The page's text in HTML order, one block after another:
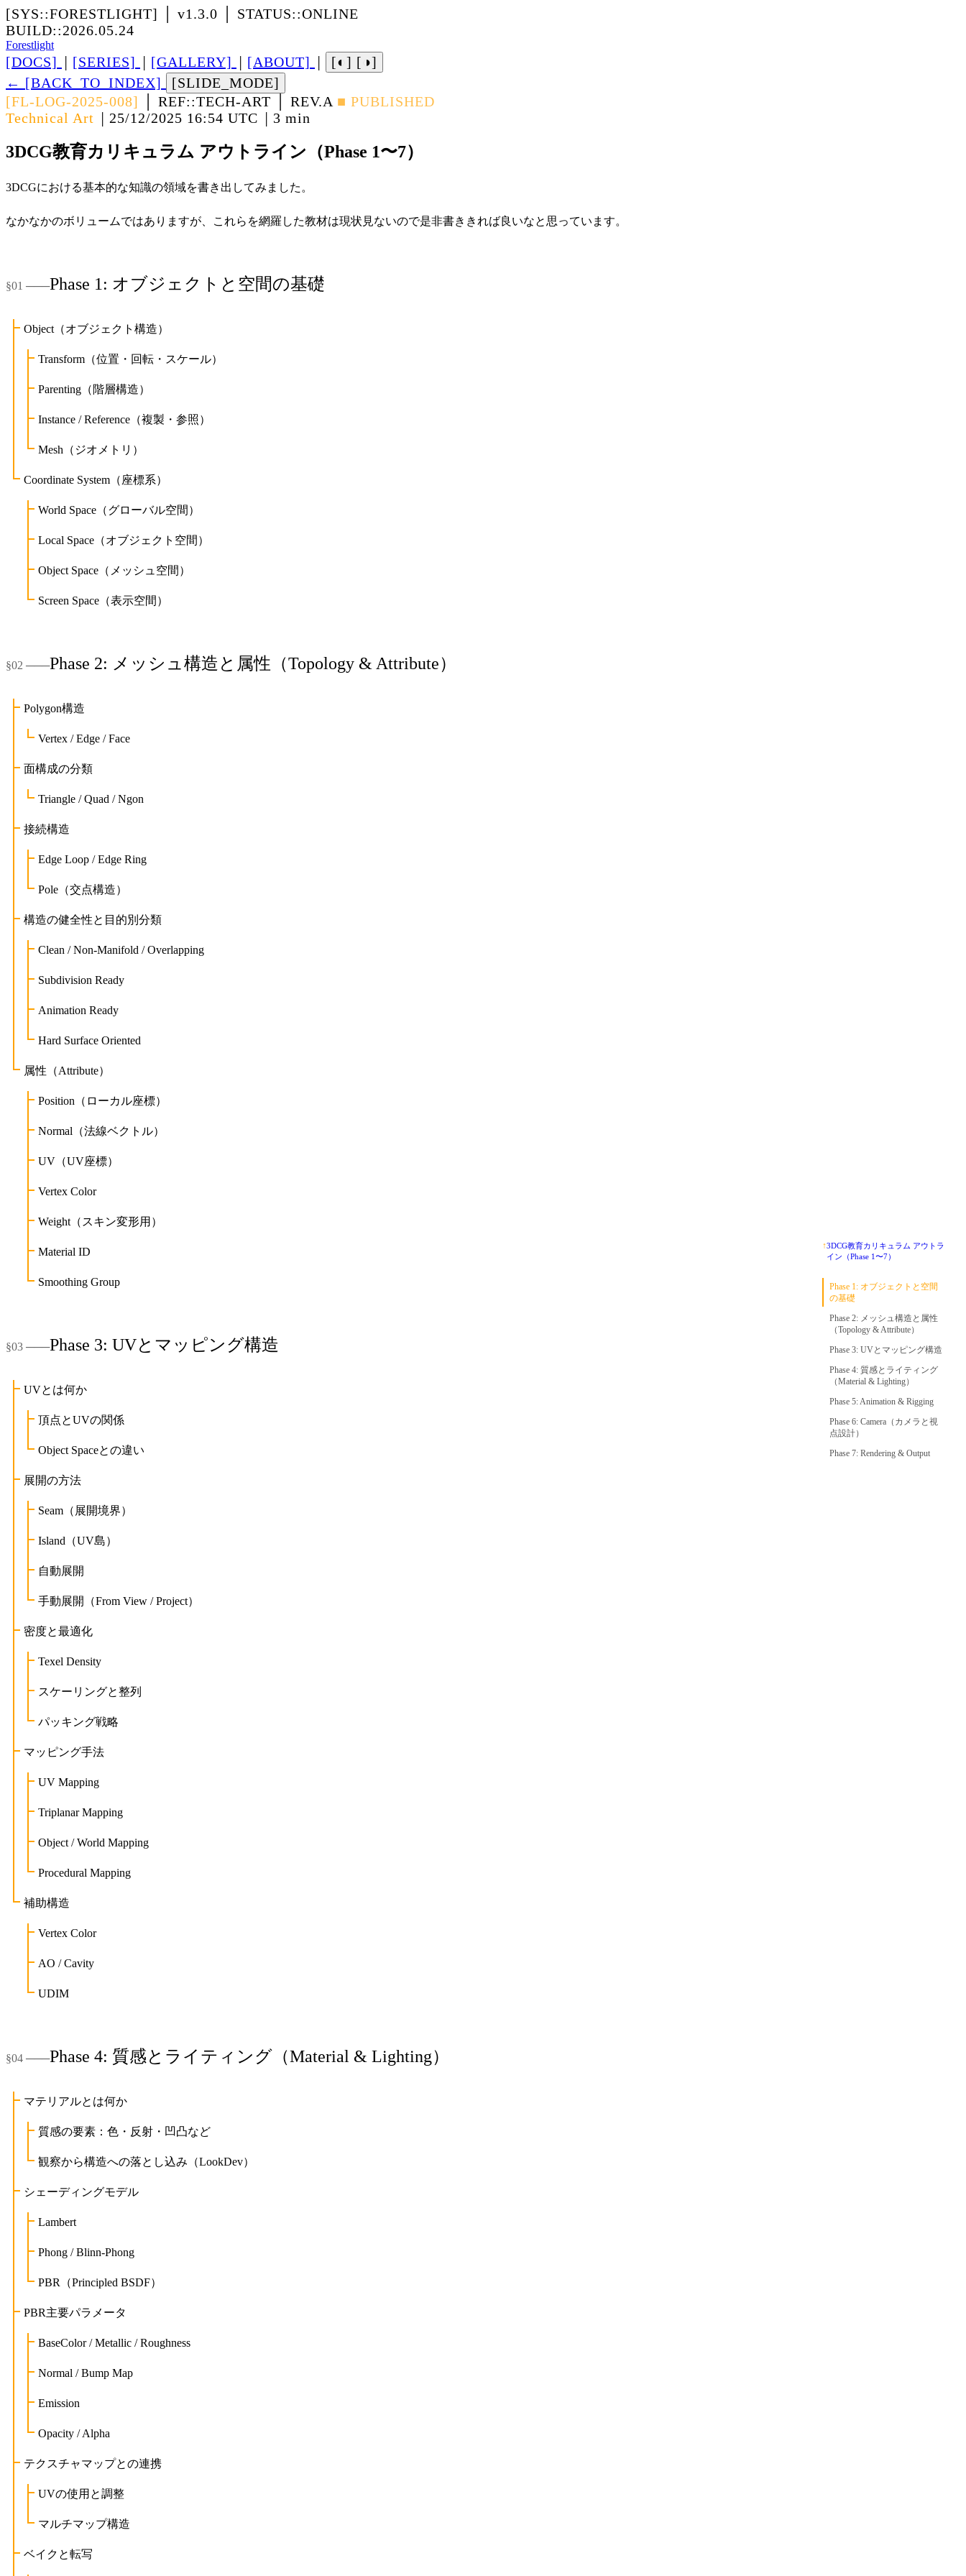
[SYS::FORESTLIGHT] v1.3.0
STATUS::ONLINE
BUILD::2026.05.24
Forestlight
[DOCS] [SERIES] [GALLERY] [ABOUT] [◐] [◑]
← [BACK_TO_INDEX]
[SLIDE_MODE]
[FL-LOG-2025-008]
REF::TECH-ART REV.A ■ PUBLISHED
Technical Art
25/12/2025 16:54 UTC 3 min
3DCG教育カリキュラム アウトライン（Phase 1〜7）
3DCGにおける基本的な知識の領域を書き出してみました。
なかなかのボリュームではありますが、これらを網羅した教材は現状見ないので是非書ききれば良いなと思っています。
Phase 1: オブジェクトと空間の基礎
Object（オブジェクト構造）
Transform（位置・回転・スケール）
Parenting（階層構造）
Instance / Reference（複製・参照）
Mesh（ジオメトリ）
Coordinate System（座標系）
World Space（グローバル空間）
Local Space（オブジェクト空間）
Object Space（メッシュ空間）
Screen Space（表示空間）
Phase 2: メッシュ構造と属性（Topology & Attribute）
Polygon構造
Vertex / Edge / Face
面構成の分類
Triangle / Quad / Ngon
接続構造
Edge Loop / Edge Ring
Pole（交点構造）
構造の健全性と目的別分類
Clean / Non-Manifold / Overlapping
Subdivision Ready
Animation Ready
Hard Surface Oriented
属性（Attribute）
Position（ローカル座標）
Normal（法線ベクトル）
UV（UV座標）
Vertex Color
Weight（スキン変形用）
Material ID
Smoothing Group
Phase 3: UVとマッピング構造
UVとは何か
頂点とUVの関係
Object Spaceとの違い
展開の方法
Seam（展開境界）
Island（UV島）
自動展開
手動展開（From View / Project）
密度と最適化
Texel Density
スケーリングと整列
パッキング戦略
マッピング手法
UV Mapping
Triplanar Mapping
Object / World Mapping
Procedural Mapping
補助構造
Vertex Color
AO / Cavity
UDIM
Phase 4: 質感とライティング（Material & Lighting）
マテリアルとは何か
質感の要素：色・反射・凹凸など
観察から構造への落とし込み（LookDev）
シェーディングモデル
Lambert
Phong / Blinn-Phong
PBR（Principled BSDF）
PBR主要パラメータ
BaseColor / Metallic / Roughness
Normal / Bump Map
Emission
Opacity / Alpha
テクスチャマップとの連携
UVの使用と調整
マルチマップ構造
ベイクと転写
↑3DCG教育カリキュラム アウトラ
イン（Phase 1〜7）
Phase 1: オブジェクトと空間
の基礎
Phase 2: メッシュ構造と属性
（Topology & Attribute）
Phase 3: UVとマッピング構造
Phase 4: 質感とライティング
（Material & Lighting）
Phase 5: Animation & Rigging
Phase 6: Camera（カメラと視
点設計）
Phase 7: Rendering & Output